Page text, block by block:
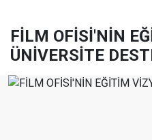
FİLM OFİSİ'NİN
ÜNİVERSİTE